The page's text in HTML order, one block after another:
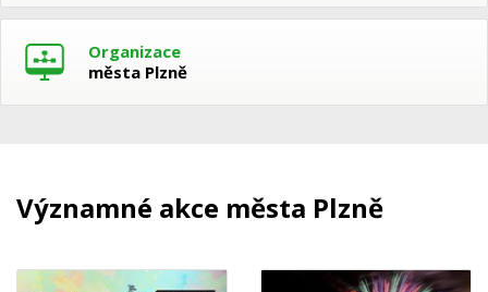
Organizace
města Plzně
Významné akce města Plzně